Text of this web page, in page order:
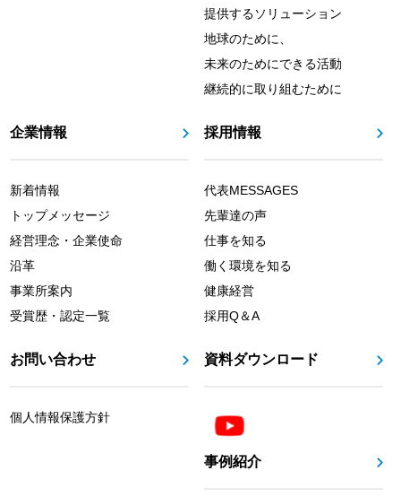
提供するソリューション
地球のために、
未来のためにできる活動
継続的に取り組むために
企業情報
新着情報
トップメッセージ
経営理念・企業使命
沿革
事業所案内
受賞歴・認定一覧
採用情報
代表MESSAGES
先輩達の声
仕事を知る
働く環境を知る
健康経営
採用Q＆A
お問い合わせ
個人情報保護方針
資料ダウンロード
事例紹介